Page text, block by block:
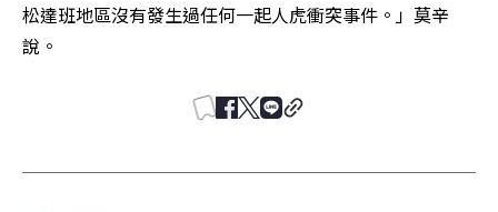
松達班地區沒有發生過任何一起人虎衝突事件。」莫辛
說。